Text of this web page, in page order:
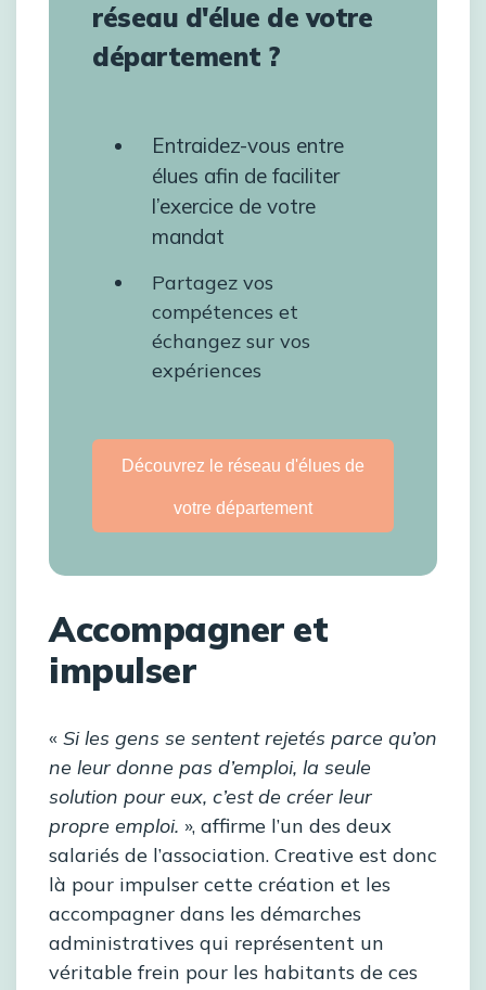
réseau d'élue de votre
département ?
Entraidez-vous entre
élues afin de faciliter
l’exercice de votre
mandat
Partagez vos
compétences et
échangez sur vos
expériences
Découvrez le réseau d'élues de
votre département
Accompagner et
impulser
« Si les gens se sentent rejetés parce qu’on
ne leur donne pas d’emploi, la seule
solution pour eux, c’est de créer leur
propre emploi. », affirme l’un des deux
salariés de l’association. Creative est donc
là pour impulser cette création et les
accompagner dans les démarches
administratives qui représentent un
véritable frein pour les habitants de ces